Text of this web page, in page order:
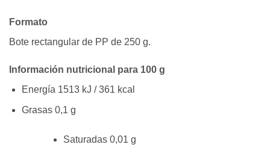
Formato
Bote rectangular de PP de 250 g.
Información nutricional para 100 g
Energía 1513 kJ / 361 kcal
Grasas 0,1 g
Saturadas 0,01 g